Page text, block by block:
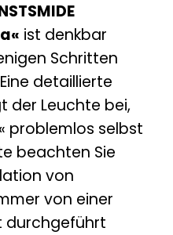
ist denkbar
Schritten
detaillierte
der Leuchte bei,
problemlos selbst
beachten Sie
von
von einer
durchgeführt